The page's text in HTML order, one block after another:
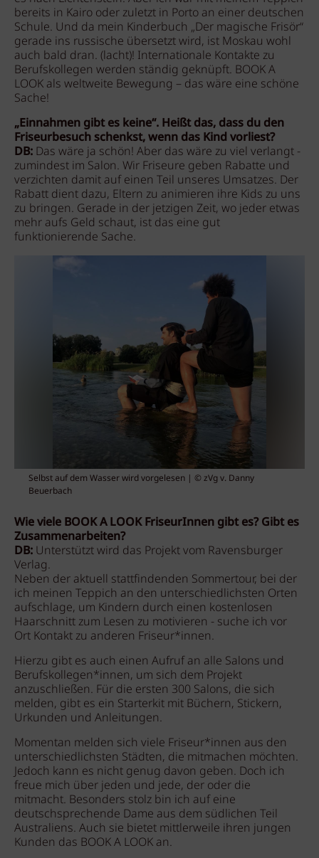
bereits in Kairo oder zuletzt in Porto an einer deutschen
Schule. Und da mein Kinderbuch „Der magische Frisör“
gerade ins russische übersetzt wird, ist Moskau wohl
auch bald dran. (lacht)! Internationale Kontakte zu
Berufskollegen werden ständig geknüpft. BOOK A
LOOK als weltweite Bewegung – das wäre eine schöne
Sache!
„Einnahmen gibt es keine“. Heißt das, dass du den
Friseurbesuch schenkst, wenn das Kind vorliest?
DB: Das wäre ja schön! Aber das wäre zu viel verlangt -
zumindest im Salon. Wir Friseure geben Rabatte und
verzichten damit auf einen Teil unseres Umsatzes. Der
Rabatt dient dazu, Eltern zu animieren ihre Kids zu uns
zu bringen. Gerade in der jetzigen Zeit, wo jeder etwas
mehr aufs Geld schaut, ist das eine gut
funktionierende Sache.
Selbst auf dem Wasser wird vorgelesen | © zVg v. Danny
Beuerbach
Wie viele BOOK A LOOK FriseurInnen gibt es? Gibt es
Zusammenarbeiten?
DB: Unterstützt wird das Projekt vom Ravensburger
Verlag.
Neben der aktuell stattfindenden Sommertour, bei der
ich meinen Teppich an den unterschiedlichsten Orten
aufschlage, um Kindern durch einen kostenlosen
Haarschnitt zum Lesen zu motivieren - suche ich vor
Ort Kontakt zu anderen Friseur*innen.
Hierzu gibt es auch einen Aufruf an alle Salons und
Berufskollegen*innen, um sich dem Projekt
anzuschließen. Für die ersten 300 Salons, die sich
melden, gibt es ein Starterkit mit Büchern, Stickern,
Urkunden und Anleitungen.
Momentan melden sich viele Friseur*innen aus den
unterschiedlichsten Städten, die mitmachen möchten.
Jedoch kann es nicht genug davon geben. Doch ich
freue mich über jeden und jede, der oder die
mitmacht. Besonders stolz bin ich auf eine
deutschsprechende Dame aus dem südlichen Teil
Australiens. Auch sie bietet mittlerweile ihren jungen
Kunden das BOOK A LOOK an.